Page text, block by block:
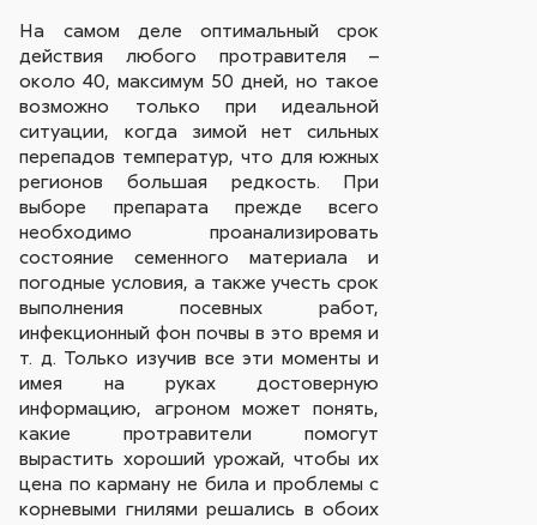
На самом деле оптимальный срок
действия любого протравителя –
около 40, максимум 50 дней, но такое
возможно только при идеальной
ситуации, когда зимой нет сильных
перепадов температур, что для южных
регионов большая редкость. При
выборе препарата прежде всего
необходимо проанализировать
состояние семенного материала и
погодные условия, а также учесть срок
выполнения посевных работ,
инфекционный фон почвы в это время и
т. д. Только изучив все эти моменты и
имея на руках достоверную
информацию, агроном может понять,
какие протравители помогут
вырастить хороший урожай, чтобы их
цена по карману не била и проблемы с
корневыми гнилями решались в обоих